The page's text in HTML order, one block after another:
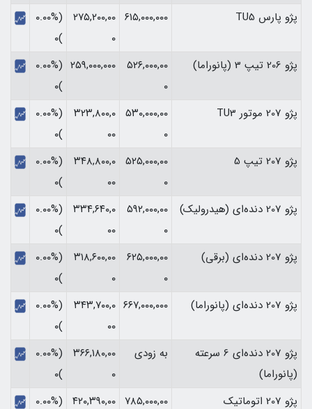
پژو پارس TU5
۶۱۵,۰۰۰,۰۰۰ ۲۷۵,۲۰۰,۰۰
۰
(۰.۰۰%
)۰
پژو 206 تیپ 3 (پانوراما)
۵۲۶,۰۰۰,۰۰
۰
۲۵۹,۰۰۰,۰۰۰
(۰.۰۰%
)۰
پژو 207 موتور TU3
۵۳۰,۰۰۰,۰۰
۰
۳۲۳,۸۰۰,۰
۰۰
(۰.۰۰%
)۰
پژو 207 تیپ 5
۵۲۵,۰۰۰,۰۰
۰
۳۴۸,۸۰۰,۰
۰۰
(۰.۰۰%
)۰
پژو 207 دنده‌ای (هیدرولیک)
۵۹۲,۰۰۰,۰۰
۰
۳۳۴,۶۴۰,۰
۰۰
(۰.۰۰%
)۰
پژو 207 دنده‌ای (برقی)
۶۲۵,۰۰۰,۰۰
۰
۳۱۸,۶۰۰,۰۰
۰
(۰.۰۰%
)۰
پژو 207 دنده‌ای (پانوراما)
۶۶۷,۰۰۰,۰۰۰ ۳۴۳,۷۰۰,۰
۰۰
(۰.۰۰%
)۰
پژو 207 دنده‌ای 6 سرعته
(پانوراما)
به زودی
۳۶۶,۱۸۰,۰۰
۰
(۰.۰۰%
)۰
پژو 207 اتوماتیک
۷۸۵,۰۰۰,۰۰ ۴۲۰,۳۹۰,۰۰
(۰.۰۰%